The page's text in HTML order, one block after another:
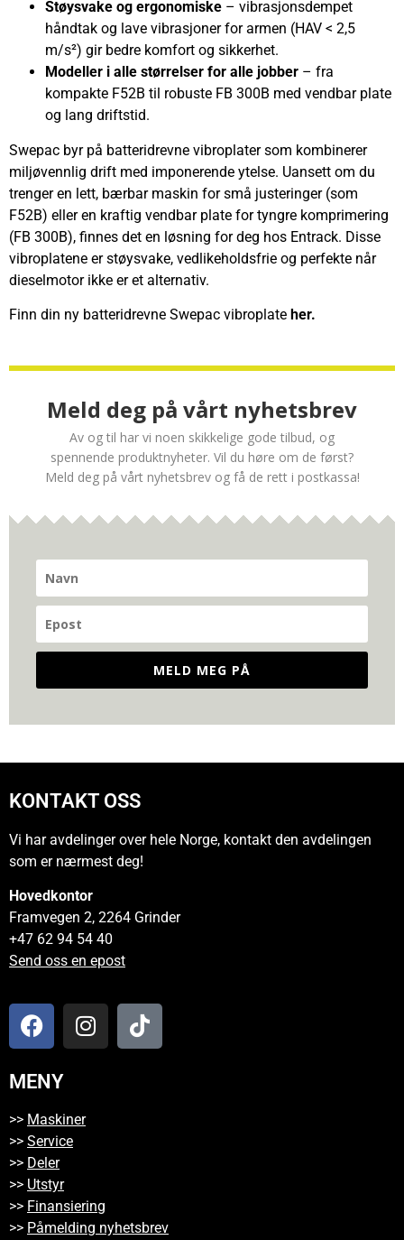
Støysvake og ergonomiske – vibrasjonsdempet
håndtak og lave vibrasjoner for armen (HAV < 2,5
m/s²) gir bedre komfort og sikkerhet.
Modeller i alle størrelser for alle jobber – fra
kompakte F52B til robuste FB 300B med vendbar plate
og lang driftstid.
Swepac byr på batteridrevne vibroplater som kombinerer
miljøvennlig drift med imponerende ytelse. Uansett om du
trenger en lett, bærbar maskin for små justeringer (som
F52B) eller en kraftig vendbar plate for tyngre komprimering
(FB 300B), finnes det en løsning for deg hos Entrack. Disse
vibroplatene er støysvake, vedlikeholdsfrie og perfekte når
dieselmotor ikke er et alternativ.
Finn din ny batteridrevne Swepac vibroplate her.
Meld deg på vårt nyhetsbrev
Av og til har vi noen skikkelige gode tilbud, og
spennende produktnyheter. Vil du høre om de først?
Meld deg på vårt nyhetsbrev og få de rett i postkassa!
MELD MEG PÅ
KONTAKT OSS
Vi har avdelinger over hele Norge, kontakt den avdelingen
som er nærmest deg!
Hovedkontor
Framvegen 2, 2264 Grinder
+47 62 94 54 40
Send oss en epost
MENY
>> Maskiner
>> Service
>> Deler
>> Utstyr
>> Finansiering
>> Påmelding nyhetsbrev